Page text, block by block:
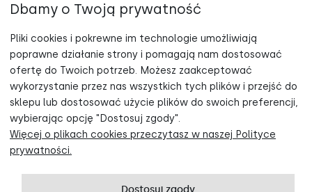
POMOC
KONTAKT
Dbamy o Twoją prywatność
Pliki cookies i pokrewne im technologie umożliwiają
poprawne działanie strony i pomagają nam dostosować
ofertę do Twoich potrzeb. Możesz zaakceptować
wykorzystanie przez nas wszystkich tych plików i przejść do
sklepu lub dostosować użycie plików do swoich preferencji,
wybierając opcję "Dostosuj zgody".
Więcej o plikach cookies przeczytasz w naszej Polityce
prywatności.
Dostosuj zgody
Zapisz się do newslettera, otrzymuj informacje o nowościach oraz
promocjach i odbierz -5% rabatu na zakupy!
Odbieram rabat!